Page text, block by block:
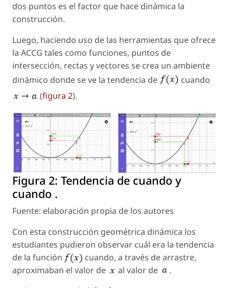
dos puntos es el factor que hace dinámica la
construcción.
Luego, haciendo uso de las herramientas que ofrece
la ACCG tales como funciones, puntos de
intersección, rectas y vectores se crea un ambiente
dinámico donde se ve la tendencia de
cuando
(figura 2).
Figura 2: Tendencia de cuando y
cuando .
Fuente: elaboración propia de los autores
Con esta construcción geométrica dinámica los
estudiantes pudieron observar cuál era la tendencia
de la función
cuando, a través de arrastre,
aproximaban el valor de
al valor de .